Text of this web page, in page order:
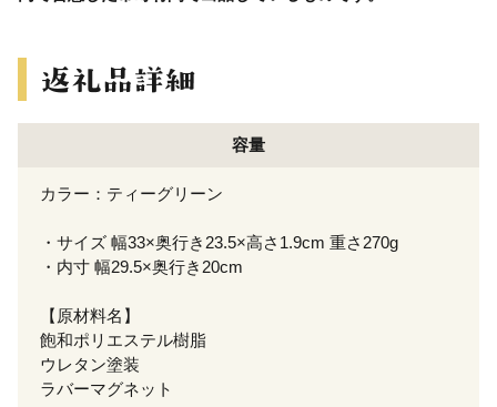
容量
カラー：ティーグリーン
・サイズ 幅33×奥行き23.5×高さ1.9cm 重さ270g
・内寸 幅29.5×奥行き20cm
【原材料名】
飽和ポリエステル樹脂
ウレタン塗装
ラバーマグネット